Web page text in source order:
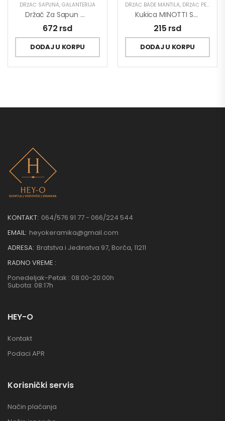
DRŽAČ SAPUNA, GALANTERIJA
Držač Za Sapun MINOTTI Keramika
672 rsd
DODAJ U KORPU
DRŽAČ BADE MANTILA, DRŽAČ PEŠKIRA
Kukica MINOTTI Samolepljiva 30×80 Ovalna Hrom ABS 1,5kg Nosivost
215 rsd
DODAJ U KORPU
KONTAKT: 064/576 91 77 - 066/224 544
EMAIL: heyokeramika@gmail.com
ADRESA: Bratstva i Jedinstva 97, Borča, 11211
RADNO VREME :
Ponedeljak-Petak : 08:00-20:00h
Subota: 08:17h
HEY-O
Kontakt
Podaci APR
Korisnički servis
Način plaćanja